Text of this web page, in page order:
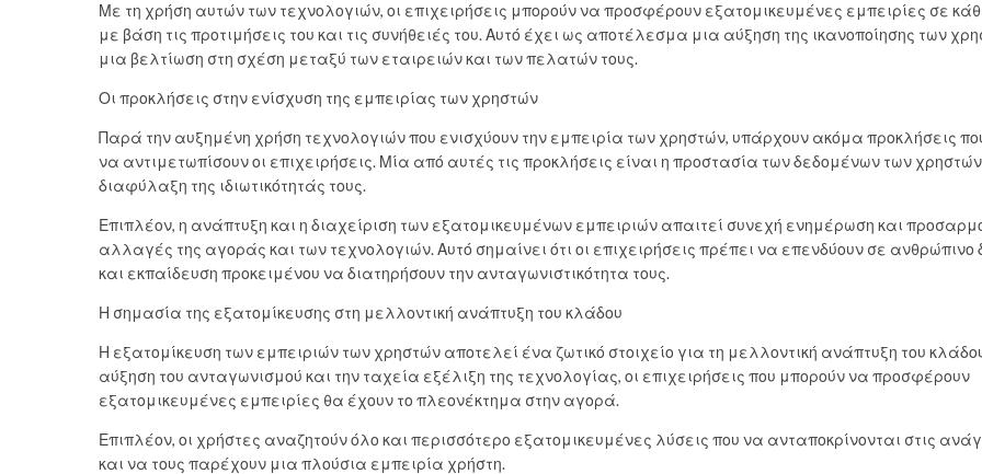
Με τη χρήση αυτών των τεχνολογιών, οι επιχειρήσεις μπορούν να προσφέρουν εξατομικευμένες εμπειρίες σε
με βάση τις προτιμήσεις του και τις συνήθειές του. Αυτό έχει ως αποτέλεσμα μια αύξηση της ικανοποίησης των
μια βελτίωση στη σχέση μεταξύ των εταιρειών και των πελατών τους.
Οι προκλήσεις στην ενίσχυση της εμπειρίας των χρηστών
Παρά την αυξημένη χρήση τεχνολογιών που ενισχύουν την εμπειρία των χρηστών, υπάρχουν ακόμα προκλήσεις
να αντιμετωπίσουν οι επιχειρήσεις. Μία από αυτές τις προκλήσεις είναι η προστασία των δεδομένων των χρηστών
διαφύλαξη της ιδιωτικότητάς τους.
Επιπλέον, η ανάπτυξη και η διαχείριση των εξατομικευμένων εμπειριών απαιτεί συνεχή ενημέρωση και
αλλαγές της αγοράς και των τεχνολογιών. Αυτό σημαίνει ότι οι επιχειρήσεις πρέπει να επενδύουν σε ανθρώπινο
και εκπαίδευση προκειμένου να διατηρήσουν την ανταγωνιστικότητα τους.
Η σημασία της εξατομίκευσης στη μελλοντική ανάπτυξη του κλάδου
Η εξατομίκευση των εμπειριών των χρηστών αποτελεί ένα ζωτικό στοιχείο για τη μελλοντική ανάπτυξη του
αύξηση του ανταγωνισμού και την ταχεία εξέλιξη της τεχνολογίας, οι επιχειρήσεις που μπορούν να προσφέρουν
εξατομικευμένες εμπειρίες θα έχουν το πλεονέκτημα στην αγορά.
Επιπλέον, οι χρήστες αναζητούν όλο και περισσότερο εξατομικευμένες λύσεις που να ανταποκρίνονται στις
και να τους παρέχουν μια πλούσια εμπειρία χρήστη.